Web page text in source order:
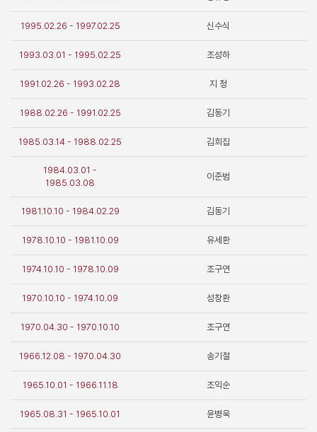
1995.02.26 - 1997.02.25 신수식
1993.03.01 - 1995.02.25 조성하
1991.02.26 - 1993.02.28 지 청
1988.02.26 - 1991.02.25 김동기
1985.03.14 - 1988.02.25 김희집
1984.03.01 -
1985.03.08
이준범
1981.10.10 - 1984.02.29 김동기
1978.10.10 - 1981.10.09 유세환
1974.10.10 - 1978.10.09 조구연
1970.10.10 - 1974.10.09 성창환
1970.04.30 - 1970.10.10 조구연
1966.12.08 - 1970.04.30 송기철
1965.10.01 - 1966.11.18 조익순
1965.08.31 - 1965.10.01 윤병욱